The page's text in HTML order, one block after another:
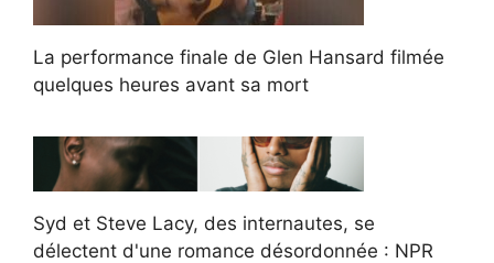
La performance finale de Glen Hansard filmée
quelques heures avant sa mort
Syd et Steve Lacy, des internautes, se
délectent d'une romance désordonnée : NPR